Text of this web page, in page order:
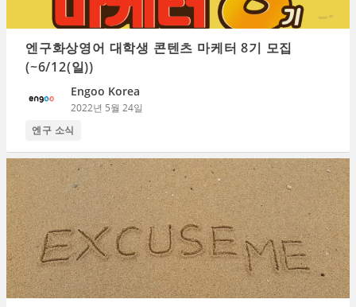
엔구화상영어 대학생 콘텐츠 마케터 8기 모집
(~6/12(일))
Engoo Korea
2022년 5월 24일
엔구 소식